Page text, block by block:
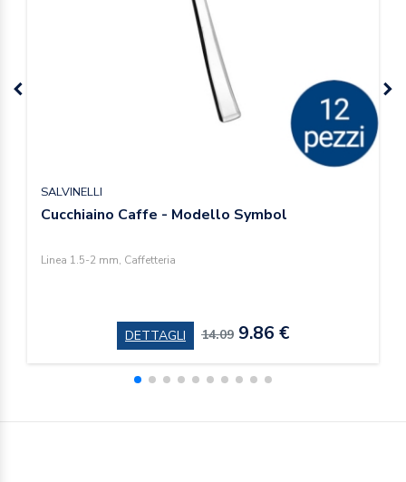
SALVINELLI
Cucchiaino Caffe - Modello Symbol
Linea 1.5-2 mm, Caffetteria
DETTAGLI 14.09 9.86 €